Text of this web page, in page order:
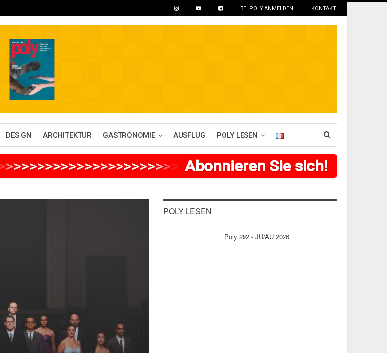
BEI POLY ANMELDEN KONTAKT
DESIGN ARCHITEKTUR GASTRONOMIE AUSFLUG POLY LESEN
>>>>>>>>>>>>>>>>>>>>>>> >>>>>>>
Abonnieren Sie sich!
POLY LESEN
Poly 292 - JU/AU 2026